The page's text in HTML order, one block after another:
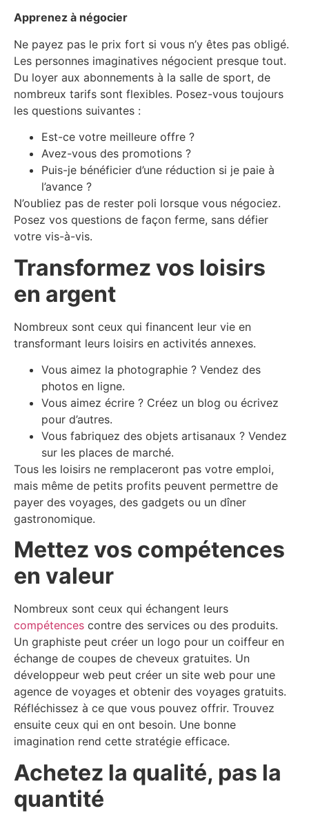
Apprenez à négocier
Ne payez pas le prix fort si vous n’y êtes pas obligé.
Les personnes imaginatives négocient presque tout.
Du loyer aux abonnements à la salle de sport, de
nombreux tarifs sont flexibles. Posez-vous toujours
les questions suivantes :
Est-ce votre meilleure offre ?
Avez-vous des promotions ?
Puis-je bénéficier d’une réduction si je paie à
l’avance ?
N’oubliez pas de rester poli lorsque vous négociez.
Posez vos questions de façon ferme, sans défier
votre vis-à-vis.
Transformez vos loisirs
en argent
Nombreux sont ceux qui financent leur vie en
transformant leurs loisirs en activités annexes.
Vous aimez la photographie ? Vendez des
photos en ligne.
Vous aimez écrire ? Créez un blog ou écrivez
pour d’autres.
Vous fabriquez des objets artisanaux ? Vendez
sur les places de marché.
Tous les loisirs ne remplaceront pas votre emploi,
mais même de petits profits peuvent permettre de
payer des voyages, des gadgets ou un dîner
gastronomique.
Mettez vos compétences
en valeur
Nombreux sont ceux qui échangent leurs
compétences contre des services ou des produits.
Un graphiste peut créer un logo pour un coiffeur en
échange de coupes de cheveux gratuites. Un
développeur web peut créer un site web pour une
agence de voyages et obtenir des voyages gratuits.
Réfléchissez à ce que vous pouvez offrir. Trouvez
ensuite ceux qui en ont besoin. Une bonne
imagination rend cette stratégie efficace.
Achetez la qualité, pas la
quantité